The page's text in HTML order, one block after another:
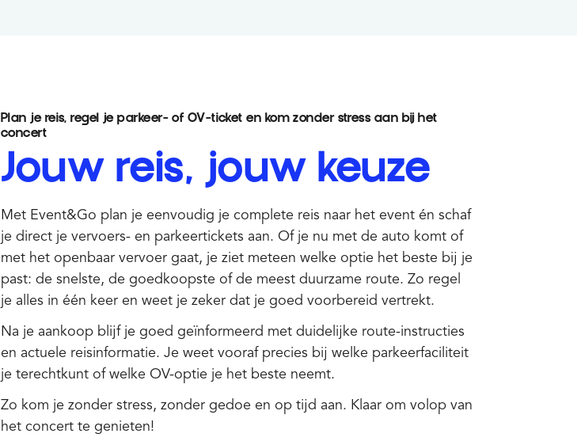
Plan je reis, regel je parkeer- of OV-ticket en kom zonder stress aan bij het
concert
Jouw reis, jouw keuze
Met Event&Go plan je eenvoudig je complete reis naar het event én schaf
je direct je vervoers- en parkeertickets aan. Of je nu met de auto komt of
met het openbaar vervoer gaat, je ziet meteen welke optie het beste bij je
past: de snelste, de goedkoopste of de meest duurzame route. Zo regel
je alles in één keer en weet je zeker dat je goed voorbereid vertrekt.
Na je aankoop blijf je goed geïnformeerd met duidelijke route-instructies
en actuele reisinformatie. Je weet vooraf precies bij welke parkeerfaciliteit
je terechtkunt of welke OV-optie je het beste neemt.
Zo kom je zonder stress, zonder gedoe en op tijd aan. Klaar om volop van
het concert te genieten!